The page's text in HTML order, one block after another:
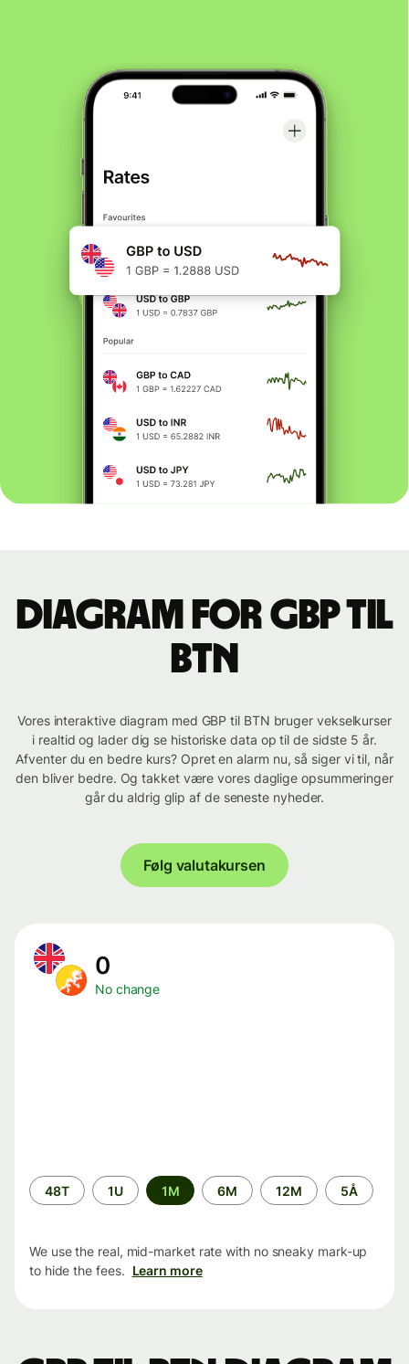
Diagram for GBP til
BTN
Vores interaktive diagram med GBP til BTN bruger vekselkurser
i realtid og lader dig se historiske data op til de sidste 5 år.
Afventer du en bedre kurs? Opret en alarm nu, så siger vi til, når
den bliver bedre. Og takket være vores daglige opsummeringer
går du aldrig glip af de seneste nyheder.
Følg valutakursen
0
No change
Time
period
48T 1U 1M 6M 12M 5Å
We use the real, mid-market rate with no sneaky mark-up
to hide the fees. Learn more